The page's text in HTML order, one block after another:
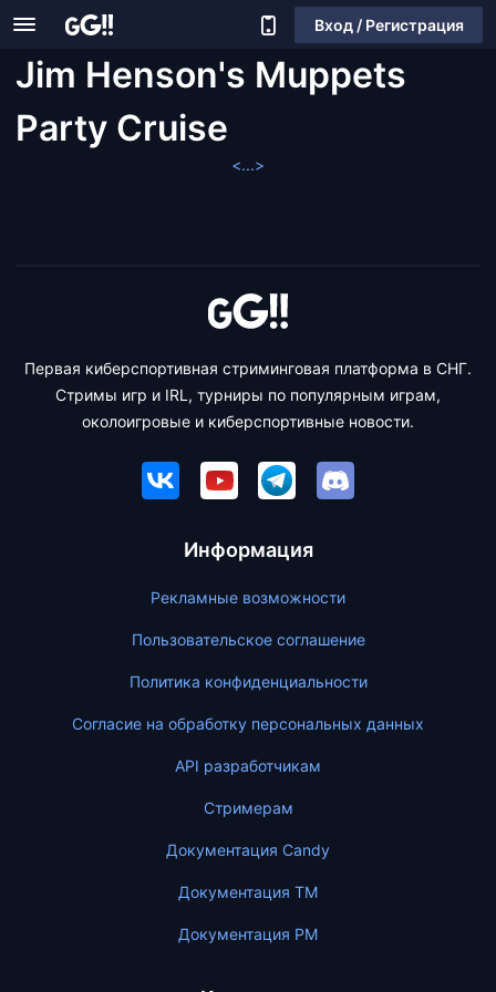
Вход / Регистрация
Jim Henson's Muppets
Party Cruise
<...>
Первая киберспортивная стриминговая платформа в СНГ.
Стримы игр и IRL, турниры по популярным играм,
околоигровые и киберспортивные новости.
Информация
Рекламные возможности
Пользовательское соглашение
Политика конфиденциальности
Согласие на обработку персональных данных
API разработчикам
Стримерам
Документация Candy
Документация ТМ
Документация PM